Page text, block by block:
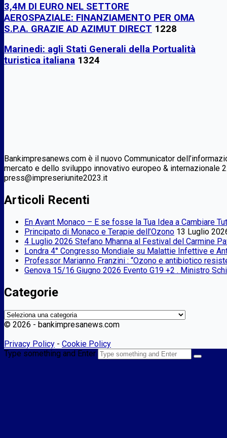
3,4M DI EURO NEL SETTORE
AEROSPAZIALE: FINANZIAMENTO PER OMA
S.P.A. GRAZIE AD AZIMUT DIRECT 1228
Marinedi: agli Stati Generali della Portualità
turistica italiana 1324
Bankimpresanews.com è il nuovo Communicator
mercato e dello sviluppo innovativo europeo & internazionale
press@impreseriunite2023.it
Articoli Recenti
En Avant Monaco – E se fosse la Tua Idea a Cambiare
Principato di Monaco e Terapie dell’Ozono 13 Luglio
4 Luglio 2026 Stefano Mhanna al Festival del Carmine
Londra 4° Congresso Mondiale su Malattie Infettive e
Professor Marianno Franzini : “Ozono e antibiotico
Genova 15/16 Giugno 2026 Evento G19 +2 . Ministro
Categorie
Categorie
© 2026 - bankimpresanews.com
Privacy Policy - Cookie Policy
Type something and Enter